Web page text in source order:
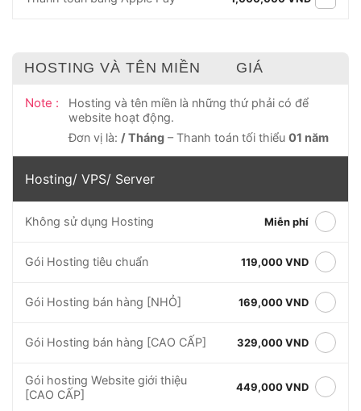
HOSTING VÀ TÊN MIỀN GIÁ
Note :
Hosting và tên miền là những thứ phải có để
website hoạt động.
Đơn vị là: / Tháng – Thanh toán tối thiểu 01 năm
Hosting/ VPS/ Server
Không sử dụng Hosting Miễn phí
Gói Hosting tiêu chuẩn 119,000 VND
Gói Hosting bán hàng [NHỎ] 169,000 VND
Gói Hosting bán hàng [CAO CẤP] 329,000 VND
Gói hosting Website giới thiệu
[CAO CẤP]
449,000 VND